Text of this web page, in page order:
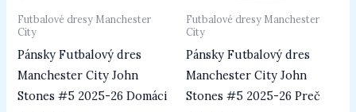
Futbalové dresy Manchester
City
Pánsky Futbalový dres
Manchester City John
Stones #5 2025-26 Domáci
Futbalové dresy Manchester
City
Pánsky Futbalový dres
Manchester City John
Stones #5 2025-26 Preč